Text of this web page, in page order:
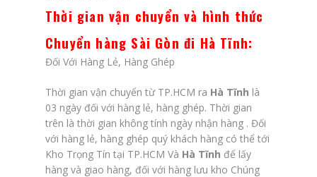
Thời gian vận chuyển và hình thức
Chuyển hàng Sài Gòn đi Hà Tĩnh:
Đối Với Hàng Lẻ, Hàng Ghép
Thời gian vận chuyển từ TP.HCM ra Hà Tĩnh là
03 ngày đối với hàng lẻ, hàng ghép. Thời gian
trên là thời gian không tính ngày nhận hàng . Đối
với hàng lẻ, hàng ghép quý khách hàng có thể tới
Kho Trọng Tín tại TP.HCM Và Hà Tĩnh để lấy
hàng và giao hàng, đối với hàng lưu kho Chúng